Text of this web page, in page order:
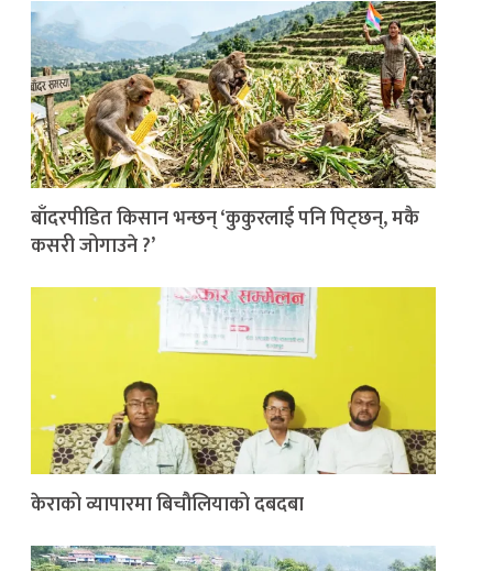
बाँदरपीडित किसान भन्छन् ‘कुकुरलाई पनि पिट्छन्, मकै
कसरी जोगाउने ?’
केराको व्यापारमा बिचौलियाको दबदबा